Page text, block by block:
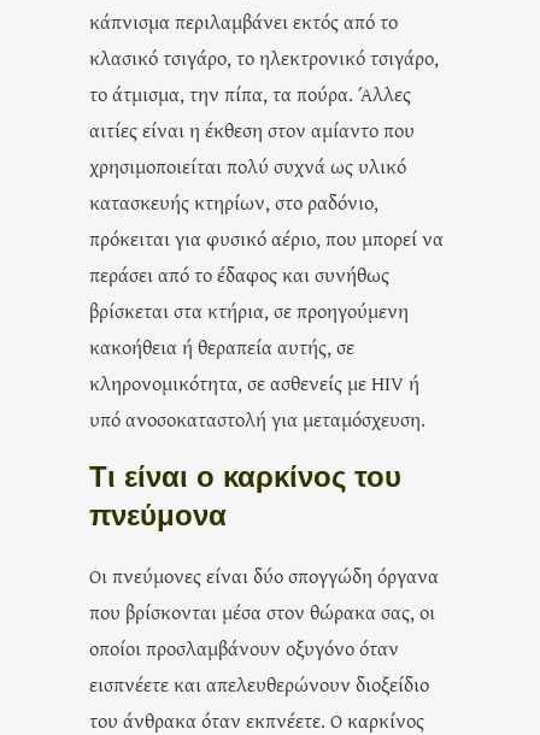
κάπνισμα περιλαμβάνει εκτός από το
κλασικό τσιγάρο, το ηλεκτρονικό τσιγάρο,
το άτμισμα, την πίπα, τα πούρα. Άλλες
αιτίες είναι η έκθεση στον αμίαντο που
χρησιμοποιείται πολύ συχνά ως υλικό
κατασκευής κτηρίων, στο ραδόνιο,
πρόκειται για φυσικό αέριο, που μπορεί να
περάσει από το έδαφος και συνήθως
βρίσκεται στα κτήρια, σε προηγούμενη
κακοήθεια ή θεραπεία αυτής, σε
κληρονομικότητα, σε ασθενείς με HIV ή
υπό ανοσοκαταστολή για μεταμόσχευση.
Τι είναι ο καρκίνος του
πνεύμονα
Οι πνεύμονες είναι δύο σπογγώδη όργανα
που βρίσκονται μέσα στον θώρακα σας, οι
οποίοι προσλαμβάνουν οξυγόνο όταν
εισπνέετε και απελευθερώνουν διοξείδιο
του άνθρακα όταν εκπνέετε. Ο καρκίνος